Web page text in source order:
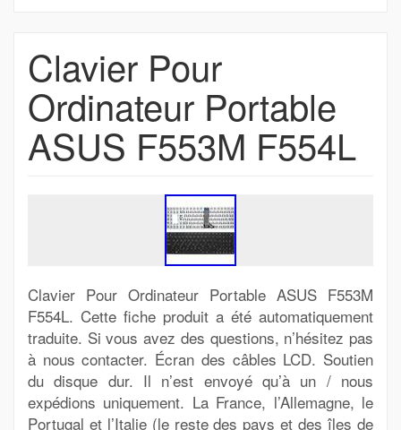
Clavier Pour
Ordinateur Portable
ASUS F553M F554L
Clavier Pour Ordinateur Portable ASUS F553M
F554L. Cette fiche produit a été automatiquement
traduite. Si vous avez des questions, n’hésitez pas
à nous contacter. Écran des câbles LCD. Soutien
du disque dur. Il n’est envoyé qu’à un / nous
expédions uniquement. La France, l’Allemagne, le
Portugal et l’Italie (le reste des pays et des îles de